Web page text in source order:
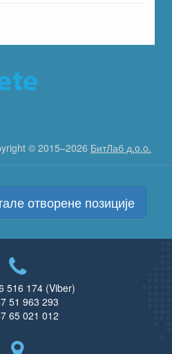
© 2015–2026 БитЛаб д.o.o.
отворене позиције
516 174 (Viber)
51 963 293
65 021 012